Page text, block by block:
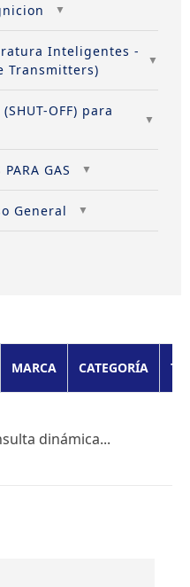
Inteligentes -
Transmitters)
OFF) para
GAS
General
MARCA CATEGORÍA
dinámica...